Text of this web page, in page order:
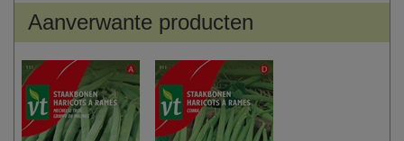
Aanverwante producten